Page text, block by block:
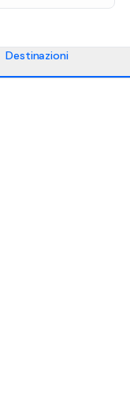
Destinazioni